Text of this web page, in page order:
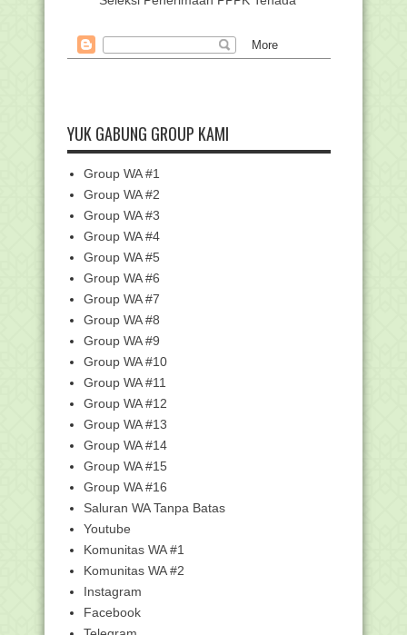
Edaran Batas Waktu Pencairan
Tunjangan Insentif Gu...
Seleksi PPPK Guru Kelas
Buku petunjuk teknis Helpdesk SSCASN
Ayah dan Ibuku, Guru Jaman Now....!!!!
Download Silabus SBdP SD/MI
Kurikulum 2013
10 Manfaat Rokok bagi Kesehatan yang
Disembunyikan
214.306 ASN Kemenag Ikuti Survei
Indeks Profesiona...
Juknis Penyusunan SKP dan Penilaian
SKP pada Aplik...
Edaran Pelaksanaan dan Juknis CAT
Indeks Profesion...
TALQIN MAYIT BAGI ORANG NU
Besok, Ribuan ASN Kemenag Ikuti
Survei Indeks Prof...
Hari Ini Peringatan 18 Tahun Tsunami
Aceh, Kenali ...
Buku Saku Indeks Profesionalitas ASN
Contoh Deskripsi Pengalaman Kerja
untuk PPPK, Baik...
Budayawan Betawi hing...
Aplikasi Administrasi Guru (Buku Kerja
Guru) Kurik...
YUK GABUNG GROUP KAMI
Group WA #1
Group WA #2
Group WA #3
Group WA #4
Group WA #5
Group WA #6
Group WA #7
Group WA #8
Group WA #9
Group WA #10
Group WA #11
Group WA #12
Group WA #13
Group WA #14
Group WA #15
Group WA #16
Saluran WA Tanpa Batas
Youtube
Komunitas WA #1
Komunitas WA #2
Instagram
Facebook